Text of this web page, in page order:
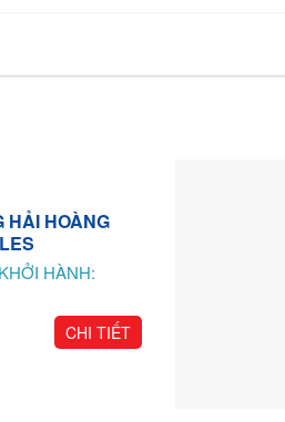
HẢI HOÀNG
HÀNH:
CHI TIẾT